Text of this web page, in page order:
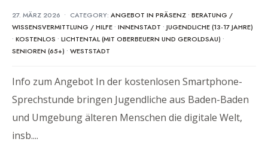
27. MÄRZ 2026 • CATEGORY: ANGEBOT IN PRÄSENZ • BERATUNG /
WISSENSVERMITTLUNG / HILFE • INNENSTADT •JUGENDLICHE (13-17 JAHRE)
• KOSTENLOS • LICHTENTAL (MIT OBERBEUERN UND GEROLDSAU) •
SENIOREN (65+) • WESTSTADT
Info zum Angebot In der kostenlosen Smartphone-
Sprechstunde bringen Jugendliche aus Baden-Baden
und Umgebung älteren Menschen die digitale Welt,
insb....